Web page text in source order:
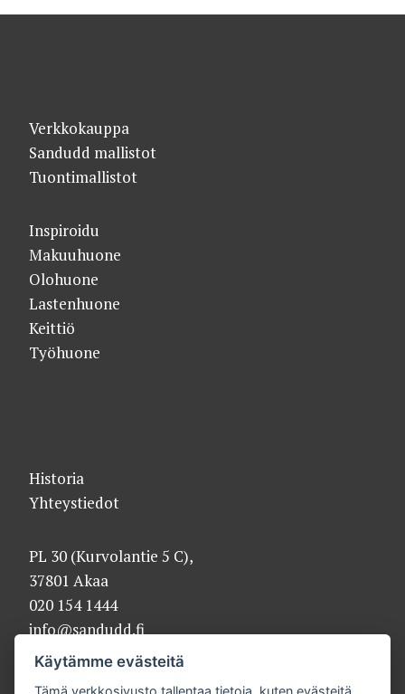
Verkkokauppa
Sandudd mallistot
Tuontimallistot
Inspiroidu
Makuuhuone
Olohuone
Lastenhuone
Keittiö
Työhuone
Historia
Yhteystiedot
PL 30 (Kurvolantie 5 C),
37801 Akaa
020 154 1444
info@sandudd.fi
Käytämme evästeitä
Tämä verkkosivusto tallentaa tietoja, kuten evästeitä,